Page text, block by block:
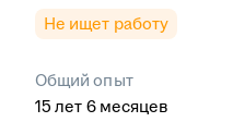
Не ищет работу
Общий опыт
15 лет 6 месяцев